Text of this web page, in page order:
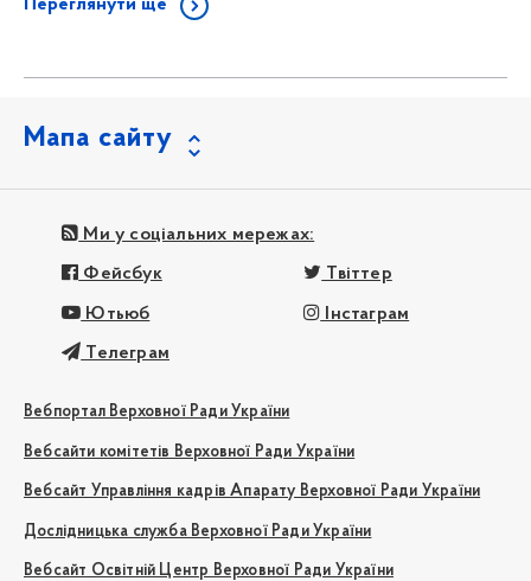
Переглянути ще
Мапа сайту
Ми у соціальних мережах:
Фейсбук Твіттер
Ютьюб Інстаграм
Телеграм
Вебпортал Верховної Ради України
Вебсайти комітетів Верховної Ради України
Вебсайт Управління кадрів Апарату Верховної Ради України
Дослідницька служба Верховної Ради України
Вебсайт Освітній Центр Верховної Ради України